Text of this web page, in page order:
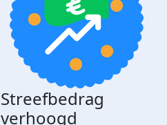
Streefbedrag
verhoogd